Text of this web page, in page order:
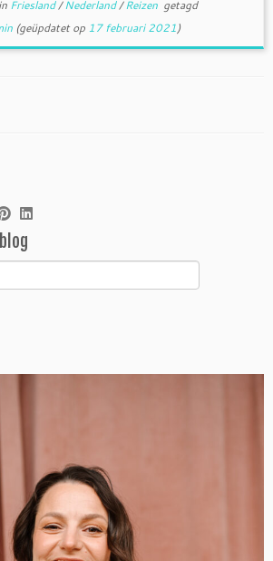
in Friesland/Nederland/Reizen getagd
(geüpdatet op 17 februari 2021)